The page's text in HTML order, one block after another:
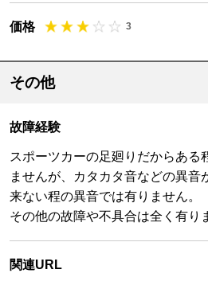
価格 3
その他
故障経験
スポーツカーの足廻りだからある
ませんが、カタカタ音などの異音
来ない程の異音では有りません。
その他の故障や不具合は全く有り
関連URL